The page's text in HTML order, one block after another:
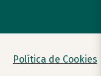
Política de Cookies